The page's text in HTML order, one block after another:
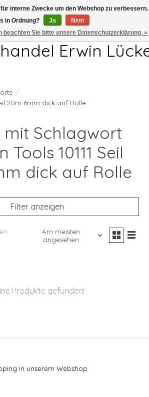
7.00-17.00Uhr FR 7.00-13.00Uhr
Erwin
/
20m 6mm dick auf Rolle
mit Schlagwort
Tools 10111 Seil
dick auf Rolle
Filter anzeigen
Am meisten
angesehen
Produkte gefunden!
in unserem Webshop
interne Zwecke um den Webshop zu verbessern.
in Ordnung?
Ja
Nein
beachten Sie bitte unsere Datenschutzerklärung. »